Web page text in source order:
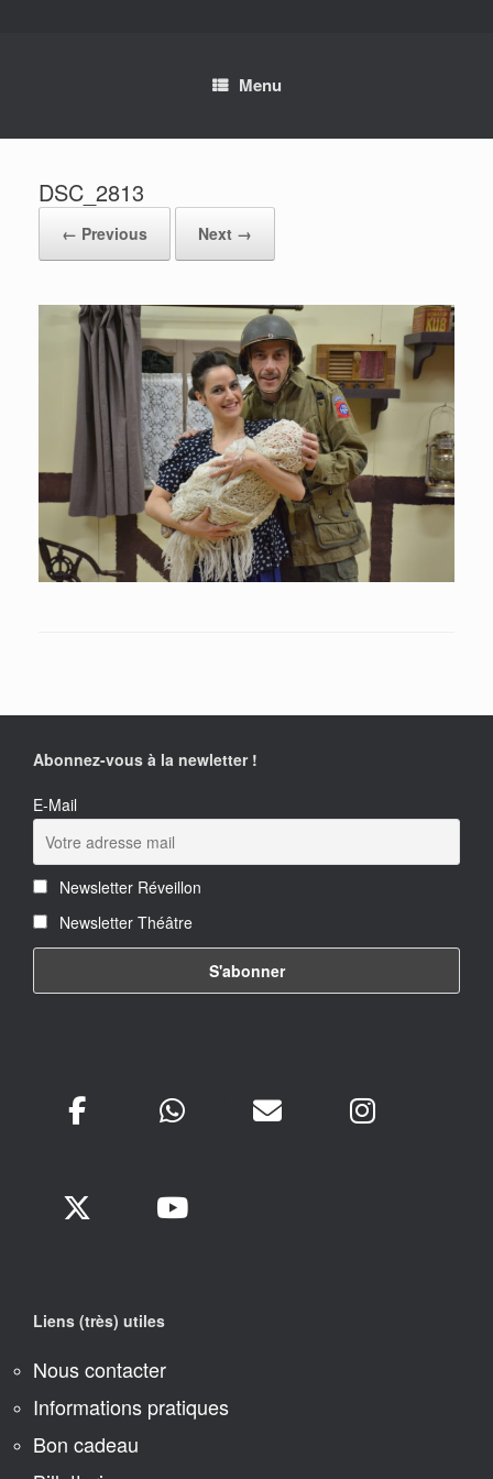
Menu
DSC_2813
← Previous Next →
Abonnez-vous à la newletter !
E-Mail
Newsletter Réveillon
Newsletter Théâtre
Liens (très) utiles
Nous contacter
Informations pratiques
Bon cadeau